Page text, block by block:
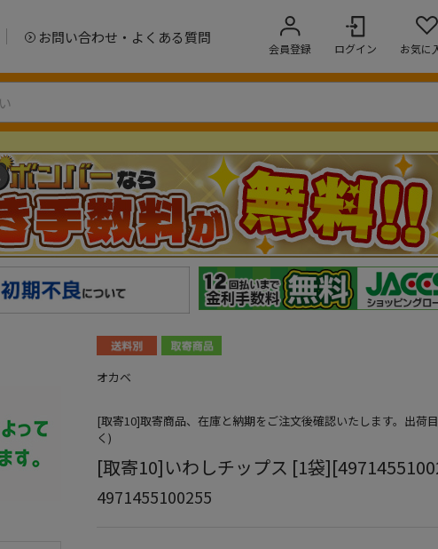
お問い合わせ・よくある質問
会員登録 ログイン お気に
オカベ
[取寄10]取寄商品、在庫と納期をご注文後確認いたします。出荷
く)
[取寄10]いわしチップス [1袋
4971455100255